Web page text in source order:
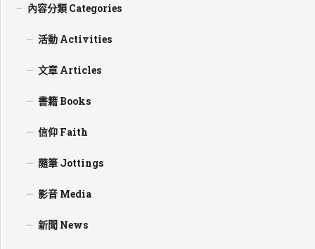
內容分類 Categories
活動 Activities
文章 Articles
書籍 Books
信仰 Faith
隨筆 Jottings
影音 Media
新聞 News